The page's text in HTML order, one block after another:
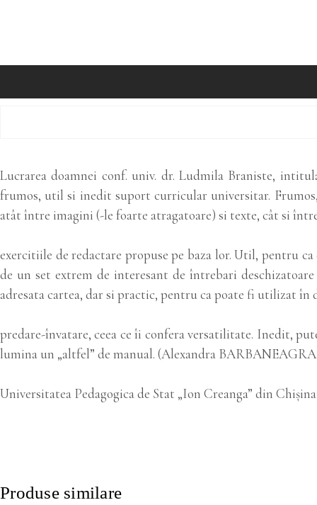
Lucrarea doamnei conf. univ. dr. Ludmila Braniste,
frumos, util si inedit suport curricular universitar.
atât între imagini (-le foarte atragatoare) si texte, cât si
exercitiile de redactare propuse pe baza lor. Util, pentru
de un set extrem de interesant de întrebari
adresata cartea, dar si practic, pentru ca poate fi utilizat în
predare-învatare, ceea ce îi confera versatilitate. Inedit,
lumina un „altfel” de manual. (Alexandra
Universitatea Pedagogica de Stat „Ion Creanga” din
Produse similare